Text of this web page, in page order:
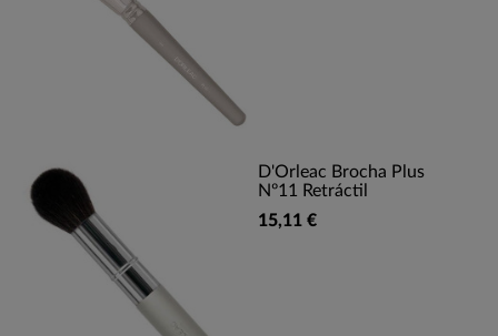
D'Orleac Brocha Plus
Nº11 Retráctil
15,11 €